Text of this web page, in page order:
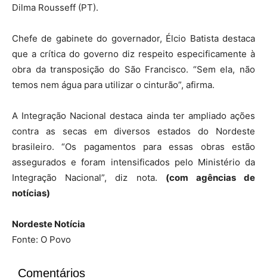
Dilma Rousseff (PT).
Chefe de gabinete do governador, Élcio Batista destaca
que a crítica do governo diz respeito especificamente à
obra da transposição do São Francisco. “Sem ela, não
temos nem água para utilizar o cinturão”, afirma.
A Integração Nacional destaca ainda ter ampliado ações
contra as secas em diversos estados do Nordeste
brasileiro. “Os pagamentos para essas obras estão
assegurados e foram intensificados pelo Ministério da
Integração Nacional”, diz nota. (com agências de
notícias)
Nordeste Notícia
Fonte: O Povo
Comentários